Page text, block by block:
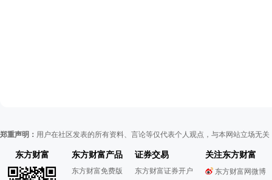
郑重声明： 用户在社区发表的所有资料、言论等仅代表个人观点，与本网站立场无
东方财富 东方财富产品
东方财富免费版
证券交易
东方财富证券开户
关注东方财富
东方财富网微博